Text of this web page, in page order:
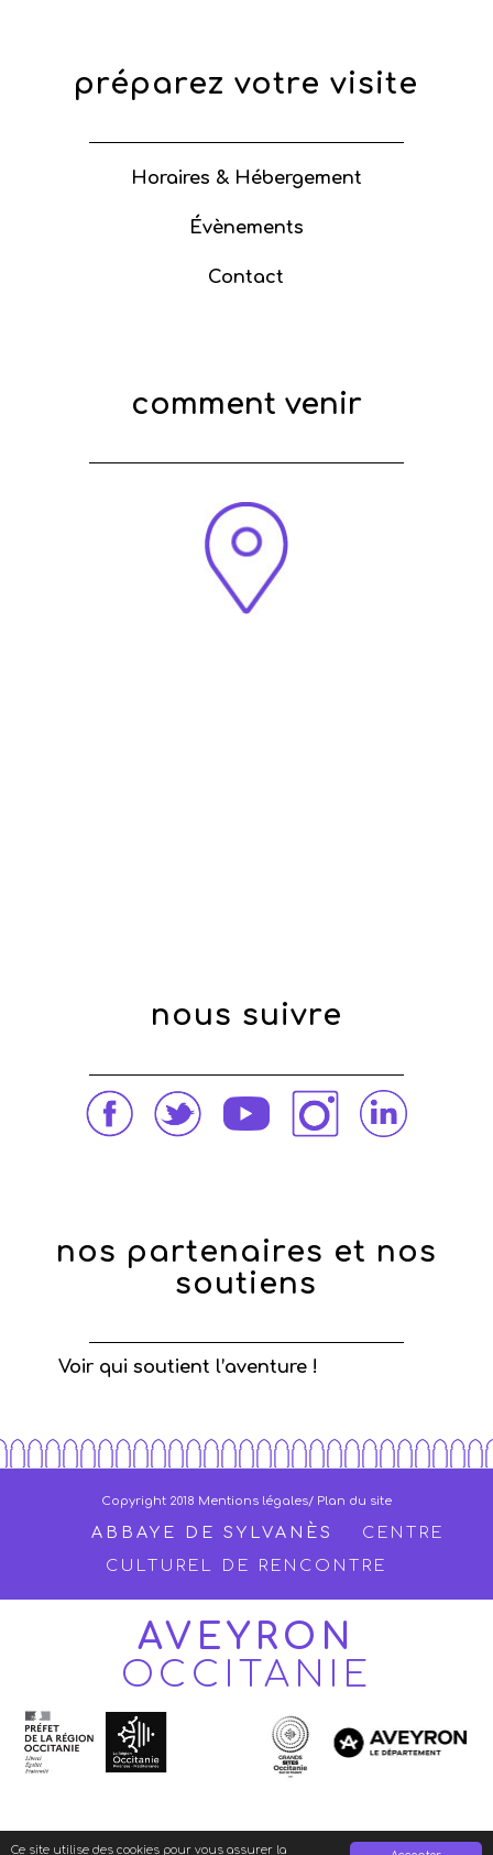
Ce site utilise des cookies pour vous assurer la
préparez votre visite
Horaires & Hébergement
Évènements
Contact
comment venir
nous suivre
nos partenaires et nos
soutiens
Voir qui soutient l’aventure !
Copyright 2018 Mentions légales/ Plan du site
ABBAYE DE SYLVANÈS
CENTRE
CULTUREL DE RENCONTRE
AVEYRON
OCCITANIE